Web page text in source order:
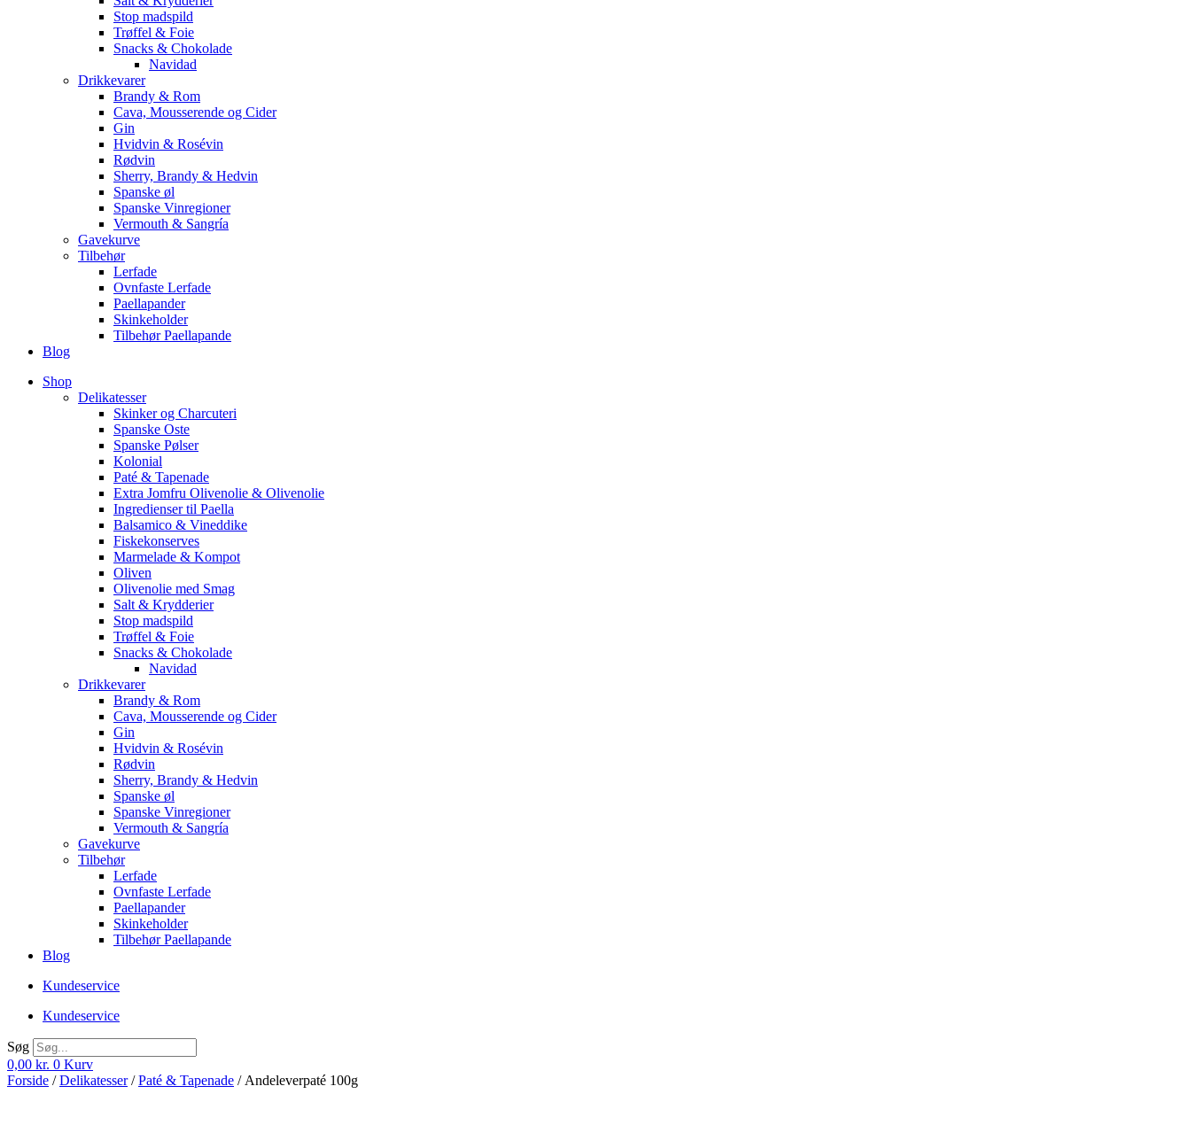
Stop madspild
Trøffel & Foie
Snacks & Chokolade
Navidad
Drikkevarer
Brandy & Rom
Cava, Mousserende og Cider
Gin
Hvidvin & Rosévin
Rødvin
Sherry, Brandy & Hedvin
Spanske øl
Spanske Vinregioner
Vermouth & Sangría
Gavekurve
Tilbehør
Lerfade
Ovnfaste Lerfade
Paellapander
Skinkeholder
Tilbehør Paellapande
Blog
Shop
Delikatesser
Skinker og Charcuteri
Spanske Oste
Spanske Pølser
Kolonial
Paté & Tapenade
Extra Jomfru Olivenolie & Olivenolie
Ingredienser til Paella
Balsamico & Vineddike
Fiskekonserves
Marmelade & Kompot
Oliven
Olivenolie med Smag
Salt & Krydderier
Stop madspild
Trøffel & Foie
Snacks & Chokolade
Navidad
Drikkevarer
Brandy & Rom
Cava, Mousserende og Cider
Gin
Hvidvin & Rosévin
Rødvin
Sherry, Brandy & Hedvin
Spanske øl
Spanske Vinregioner
Vermouth & Sangría
Gavekurve
Tilbehør
Lerfade
Ovnfaste Lerfade
Paellapander
Skinkeholder
Tilbehør Paellapande
Blog
Kundeservice
Kundeservice
Søg
0,00 kr. 0 Kurv
Forside /Delikatesser/Paté & Tapenade / Andeleverpaté 100g